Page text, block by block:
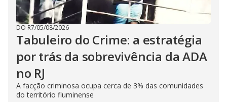
DO R7/05/08/2026
Tabuleiro do Crime: a estratégia
por trás da sobrevivência da ADA
no RJ
A facção criminosa ocupa cerca de 3% das comunidades
do território fluminense